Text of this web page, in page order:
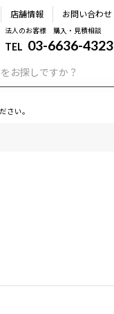
店舗情報 お問い合わせ
法人のお客様 購入・見積相談
TEL 03-6636-4323
さい。